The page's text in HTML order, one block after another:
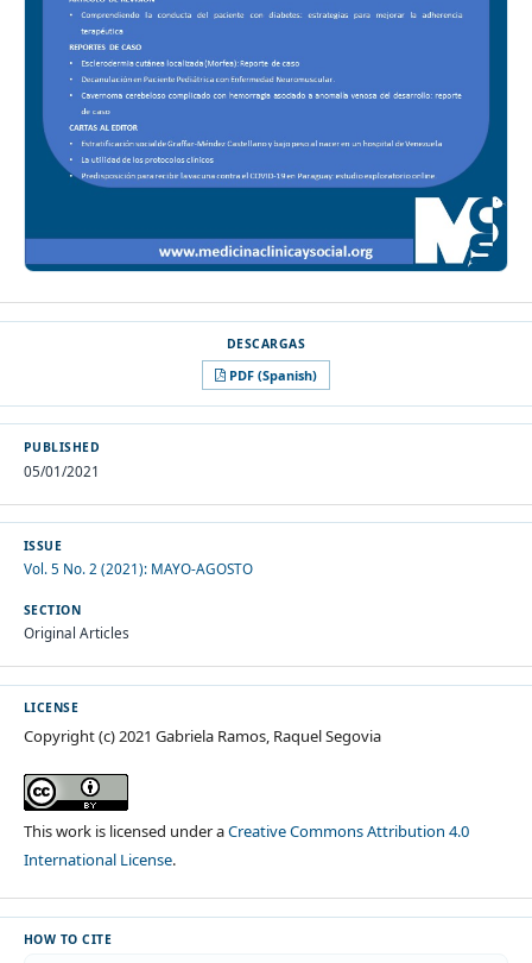
PDF (Spanish)
PUBLISHED
05/01/2021
ISSUE
Vol. 5 No. 2 (2021): MAYO-AGOSTO
SECTION
Original Articles
LICENSE
Copyright (c) 2021 Gabriela Ramos, Raquel Segovia
This work is licensed under aCreative Commons Attribution 4.0
International License.
HOW TO CITE